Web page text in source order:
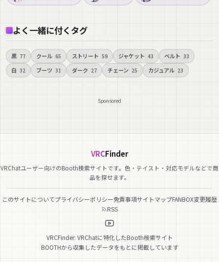
よく一緒に付くタグ
黒 77 クール 65 ストリート 59 ジャケット 43 ベルト 33
白 32 ブーツ 31 ダーク 27 チェーン 25 カジュアル 23
Sponsored
VRCFinder
VRChatユーザー向けのBooth検索サイトです。色・テイスト・対応モデルなどで商
品を探せます。
このサイトについてプライバシーポリシー免責事項サイトマップFANBOX変更履歴
RSS
VRCFinder: VRChatに特化したBooth検索サイト
BOOTHから収集したデータをもとに掲載しています